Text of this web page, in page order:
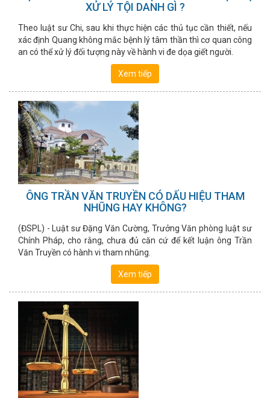
XỬ LÝ TỘI DANH GÌ ?
Theo luật sư Chi, sau khi thực hiện các thủ tục cần thiết, nếu
xác định Quang không mắc bệnh lý tâm thần thì cơ quan công
an có thể xử lý đối tượng này về hành vi đe dọa giết người.
Xem tiếp
ÔNG TRẦN VĂN TRUYỀN CÓ DẤU HIỆU THAM
NHŨNG HAY KHÔNG?
(ĐSPL) - Luật sư Đặng Văn Cường, Trưởng Văn phòng luật sư
Chính Pháp, cho rằng, chưa đủ căn cứ để kết luận ông Trần
Văn Truyền có hành vi tham nhũng.
Xem tiếp